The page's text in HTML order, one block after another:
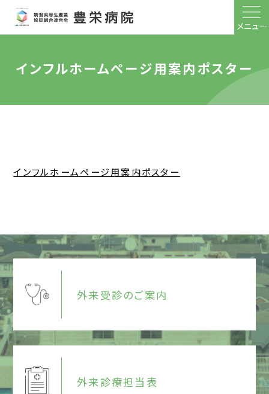
メニュー
インフルホームページ用案内ポスター
インフルホームページ用案内ポスター
外来受診のご案内
外来診療担当表